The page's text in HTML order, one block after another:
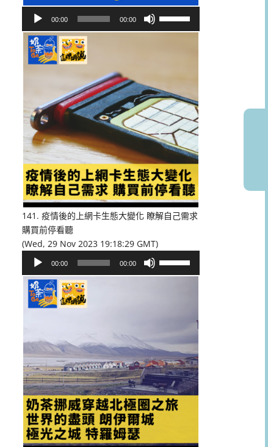
播
放
00:00 00:00
鍵
以
提
高
或
降
低
音
量。
141. 疫情後的上網卡生態大變化 瞭解自己需求
購買前停看聽
(Wed, 29 Nov 2023 19:18:29 GMT)
播
放
00:00 00:00
以
提
高
或
降